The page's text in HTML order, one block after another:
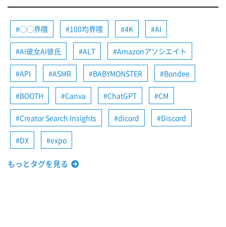
◯◯界隈 100均界隈 4K AI
AI彼女AI彼氏 ALT Amazonアソシエイト
API ASMR BABYMONSTER Bondee
BOOTH Canva ChatGPT CM
Creator Search Insights dicord Discord
DX expo
もっとタグを見る